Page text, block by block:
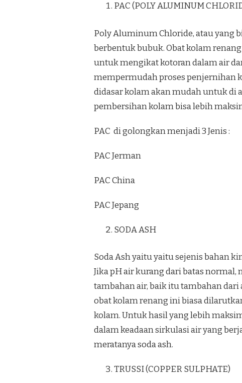
PAC (POLY ALUMINUM
Poly Aluminum Chloride, atau yang
berbentuk bubuk. Obat kolam
untuk mengikat kotoran dalam air
mempermudah proses penjernihan
didasar kolam akan mudah untuk di
pembersihan kolam bisa lebih
PAC di golongkan menjadi 3 Jenis :
PAC Jerman
PAC China
PAC Jepang
SODA ASH
Soda Ash yaitu yaitu sejenis bahan
Jika pH air kurang dari batas
tambahan air, baik itu tambahan
obat kolam renang ini biasa
kolam. Untuk hasil yang lebih
dalam keadaan sirkulasi air yang
meratanya soda ash.
TRUSSI (COPPER SULPHATE)